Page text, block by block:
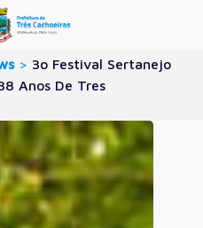
> 3o Festival Sertanejo
Anos De Tres